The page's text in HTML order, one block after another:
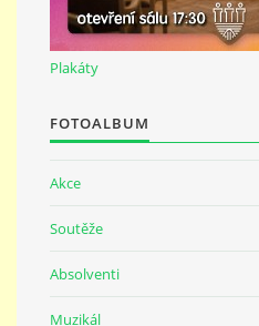
Plakáty
FOTOALBUM
Akce
Soutěže
Absolventi
Muzikál